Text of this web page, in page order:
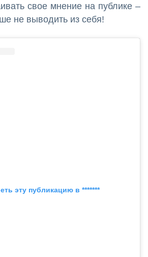
свое мнение на публике –
не выводить из себя!
эту публикацию в *******